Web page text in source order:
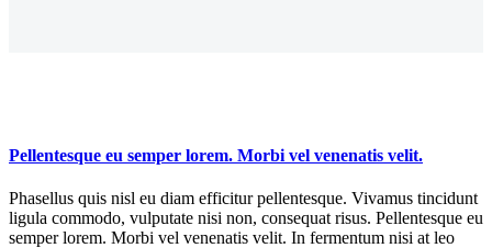
Pellentesque eu semper lorem. Morbi vel venenatis velit.
Phasellus quis nisl eu diam efficitur pellentesque. Vivamus tincidunt
ligula commodo, vulputate nisi non, consequat risus. Pellentesque eu
semper lorem. Morbi vel venenatis velit. In fermentum nisi at leo